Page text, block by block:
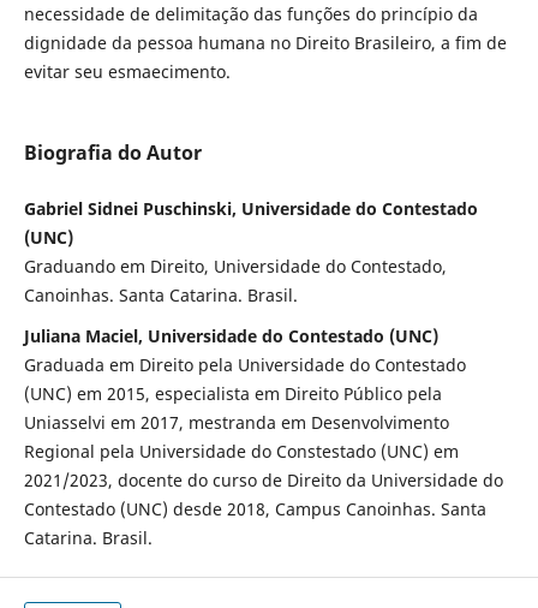
necessidade de delimitação das funções do princípio da
dignidade da pessoa humana no Direito Brasileiro, a fim de
evitar seu esmaecimento.
Biografia do Autor
Gabriel Sidnei Puschinski, Universidade do Contestado
(UNC)
Graduando em Direito, Universidade do Contestado,
Canoinhas. Santa Catarina. Brasil.
Juliana Maciel, Universidade do Contestado (UNC)
Graduada em Direito pela Universidade do Contestado
(UNC) em 2015, especialista em Direito Público pela
Uniasselvi em 2017, mestranda em Desenvolvimento
Regional pela Universidade do Constestado (UNC) em
2021/2023, docente do curso de Direito da Universidade do
Contestado (UNC) desde 2018, Campus Canoinhas. Santa
Catarina. Brasil.